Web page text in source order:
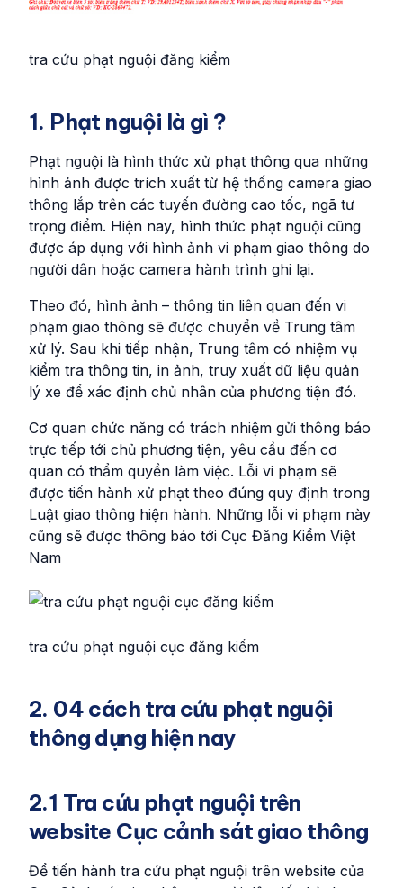
tra cứu phạt nguội đăng kiểm
1. Phạt nguội là gì ?
Phạt nguội là hình thức xử phạt thông qua những
hình ảnh được trích xuất từ hệ thống camera giao
thông lắp trên các tuyến đường cao tốc, ngã tư
trọng điểm. Hiện nay, hình thức phạt nguội cũng
được áp dụng với hình ảnh vi phạm giao thông do
người dân hoặc camera hành trình ghi lại.
Theo đó, hình ảnh – thông tin liên quan đến vi
phạm giao thông sẽ được chuyển về Trung tâm
xử lý. Sau khi tiếp nhận, Trung tâm có nhiệm vụ
kiểm tra thông tin, in ảnh, truy xuất dữ liệu quản
lý xe để xác định chủ nhân của phương tiện đó.
Cơ quan chức năng có trách nhiệm gửi thông báo
trực tiếp tới chủ phương tiện, yêu cầu đến cơ
quan có thẩm quyền làm việc. Lỗi vi phạm sẽ
được tiến hành xử phạt theo đúng quy định trong
Luật giao thông hiện hành. Những lỗi vi phạm này
cũng sẽ được thông báo tới Cục Đăng Kiểm Việt
Nam
tra cứu phạt nguội cục đăng kiểm
2. 04 cách tra cứu phạt nguội
thông dụng hiện nay
2.1 Tra cứu phạt nguội trên
website Cục cảnh sát giao thông
Để tiến hành tra cứu phạt nguội trên website của